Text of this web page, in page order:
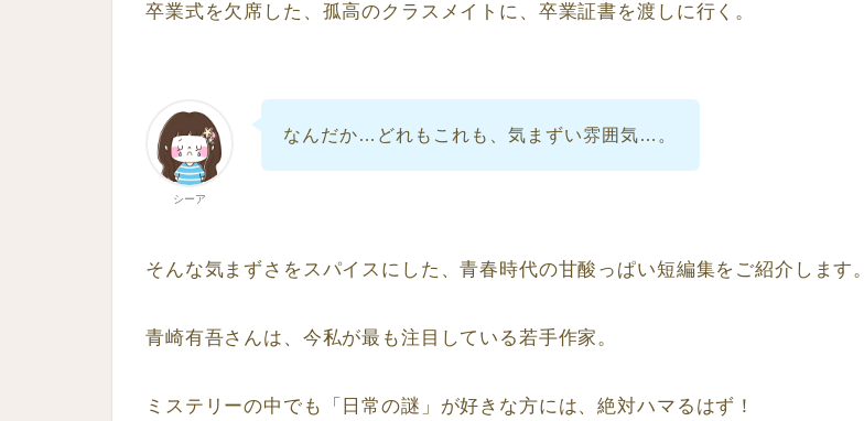
卒業式を欠席した、孤高のクラスメイトに、卒業証書を渡しに行く。
シーア
なんだか…どれもこれも、気まずい雰囲気…。
そんな気まずさをスパイスにした、青春時代の甘酸っぱい短編集をご紹介します。
青崎有吾さんは、今私が最も注目している若手作家。
ミステリーの中でも「日常の謎」が好きな方には、絶対ハマるはず！